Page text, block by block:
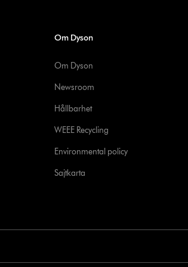
Om Dyson
Om Dyson
Newsroom
Hållbarhet
WEEE Recycling
Environmental policy
Sajtkarta